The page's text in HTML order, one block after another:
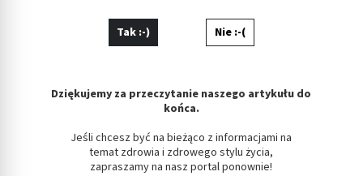
Tak :-) Nie :-(
Dziękujemy za przeczytanie naszego artykułu do
końca.
Jeśli chcesz być na bieżąco z informacjami na
temat zdrowia i zdrowego stylu życia,
zapraszamy na nasz portal ponownie!